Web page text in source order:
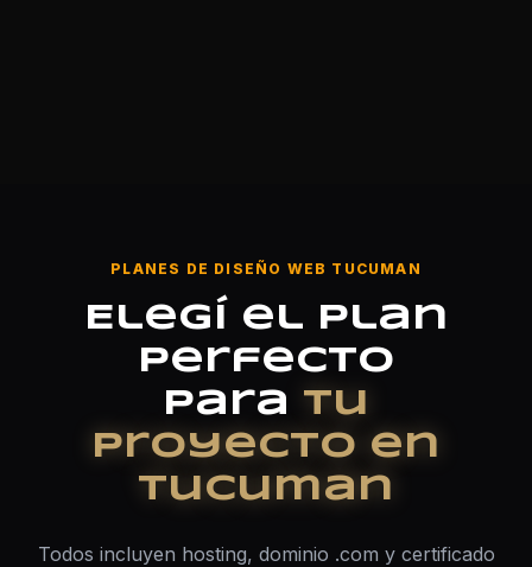
PLANES DE DISEÑO WEB TUCUMAN
Elegí el plan
perfecto
para tu
proyecto en
Tucuman
Todos incluyen hosting, dominio .com y certificado